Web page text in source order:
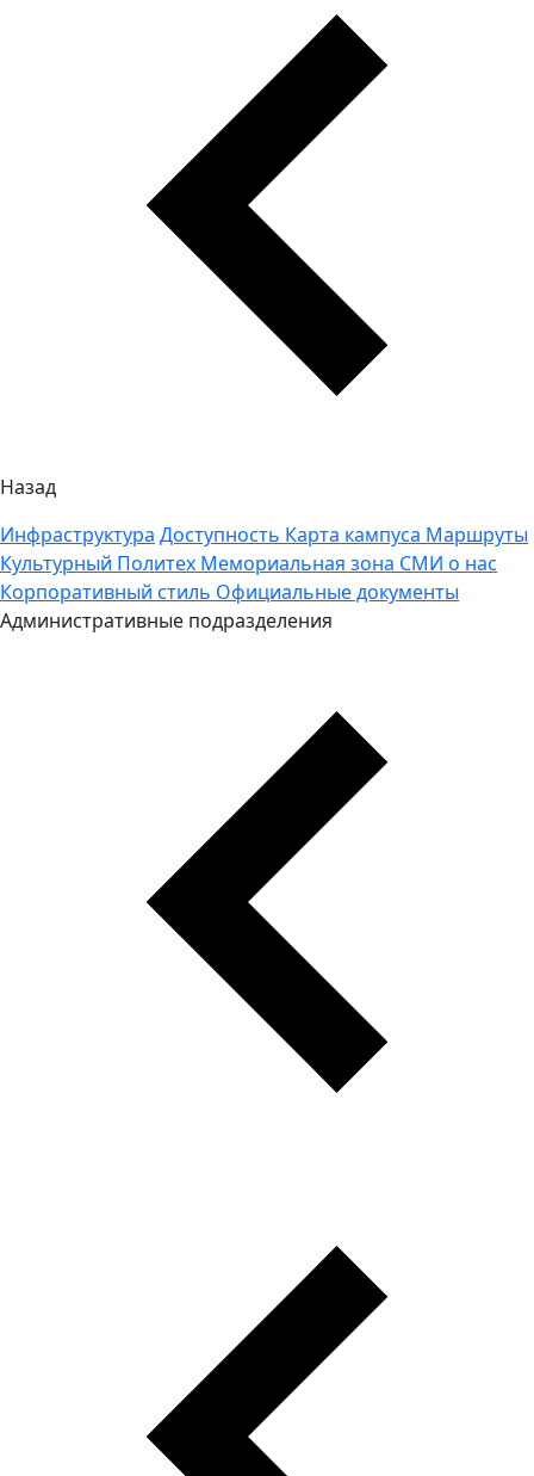
Назад
Инфраструктура Доступность Карта кампуса Маршруты
Культурный Политех Мемориальная зона СМИ о нас
Корпоративный стиль Официальные документы
Административные подразделения